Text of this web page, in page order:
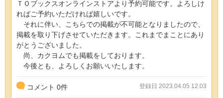
ＴＯブックスオンラインストアより予約可能です。よろしけ
ればご予約いただければ嬉しいです。
それに伴い、こちらでの掲載が不可能となりましたので、
掲載を取り下げさせていただきます。これまでまことにあり
がとうございました。
尚、カクヨムでも掲載をしております。
今後とも、よろしくお願いいたします。
コメント 0件 登録日 2023.04.05 12:03